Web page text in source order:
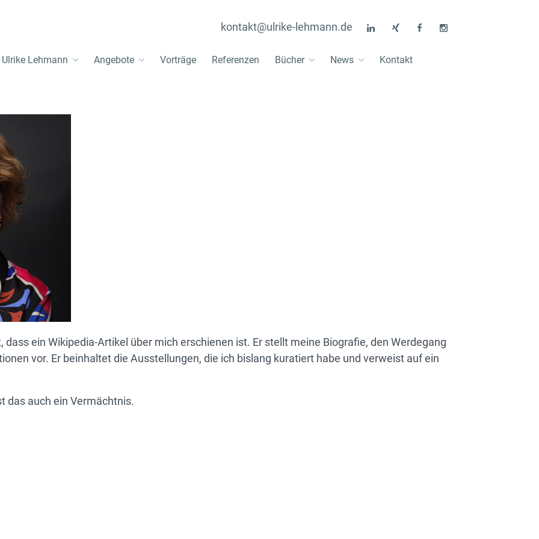
kontakt@ulrike-lehmann.de
Ulrike Lehmann Angebote Vorträge Referenzen Bücher News Kontakt
ein Wikipedia-Artikel über mich erschienen ist. Er stellt meine Biografie, den Werdegang
vor. Er beinhaltet die Ausstellungen, die ich bislang kuratiert habe und verweist auf ein
das auch ein Vermächtnis.